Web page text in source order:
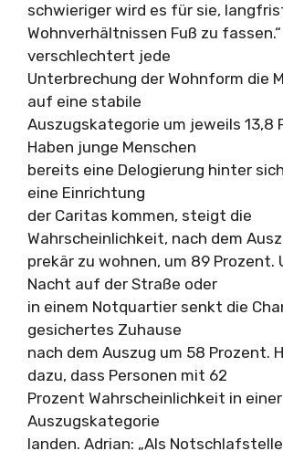
schwieriger wird es für sie,
Wohnverhältnissen Fuß zu fassen.“
verschlechtert jede
Unterbrechung der Wohnform die
auf eine stabile
Auszugskategorie um jeweils 13,8
Haben junge Menschen
bereits eine Delogierung hinter
eine Einrichtung
der Caritas kommen, steigt die
Wahrscheinlichkeit, nach dem
prekär zu wohnen, um 89 Prozent.
Nacht auf der Straße oder
in einem Notquartier senkt die
gesichertes Zuhause
nach dem Auszug um 58 Prozent.
dazu, dass Personen mit 62
Prozent Wahrscheinlichkeit in
Auszugskategorie
landen. Adrian: „Als